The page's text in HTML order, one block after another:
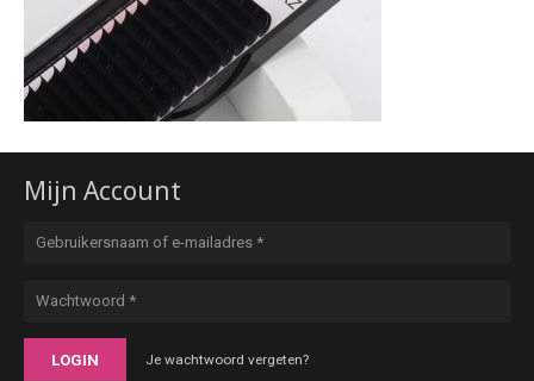
Mijn Account
LOGIN Je wachtwoord vergeten?